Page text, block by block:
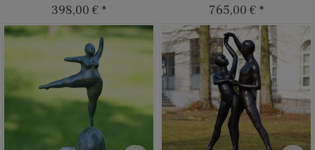
398,00 € * 765,00 € *